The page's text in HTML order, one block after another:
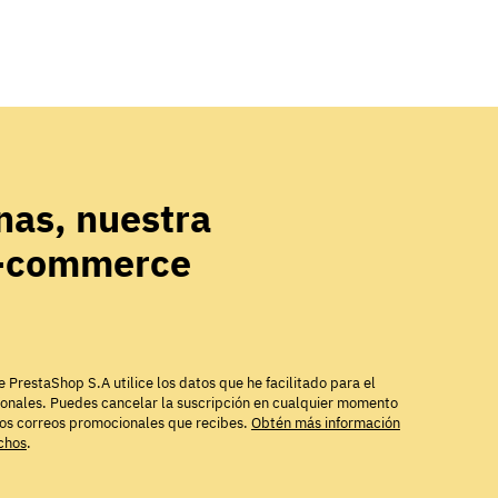
nuestra
PrestaShop S.A utilice los datos que he facilitado para el
Puedes cancelar la suscripción en cualquier momento
correos promocionales que recibes. Obtén más información
.